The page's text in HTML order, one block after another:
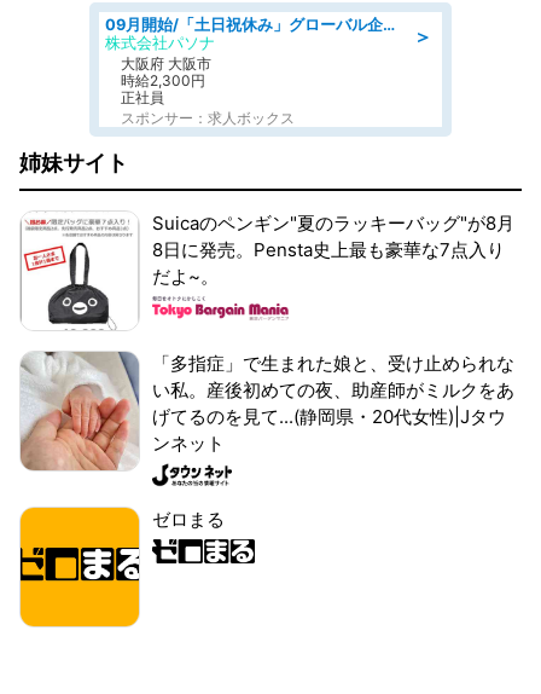
＞
09月開始/「土日祝休み」グローバル企業での産業保健のお仕事/保健師/高時給/残業なし/服装自由
株式会社パソナ
大阪府 大阪市
時給2,300円
正社員
スポンサー：求人ボックス
姉妹サイト
Suicaのペンギン"夏のラッキーバッグ"が8月
8日に発売。Pensta史上最も豪華な7点入り
だよ~。
「多指症」で生まれた娘と、受け止められな
い私。産後初めての夜、助産師がミルクをあ
げてるのを見て...(静岡県・20代女性)|Jタウ
ンネット
ゼロまる